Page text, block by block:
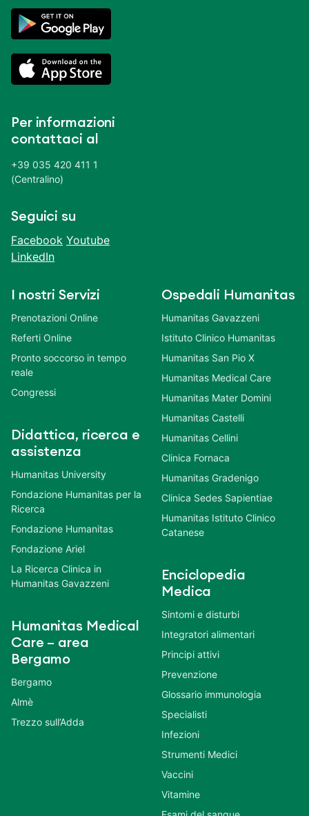
Per informazioni
contattaci al
+39 035 420 411 1
(Centralino)
Seguici su
Facebook Youtube
LinkedIn
I nostri Servizi
Prenotazioni Online
Referti Online
Pronto soccorso in tempo
reale
Congressi
Didattica, ricerca e
assistenza
Humanitas University
Fondazione Humanitas per la
Ricerca
Fondazione Humanitas
Fondazione Ariel
La Ricerca Clinica in
Humanitas Gavazzeni
Humanitas Medical
Care – area
Bergamo
Bergamo
Almè
Trezzo sull’Adda
Ospedali Humanitas
Humanitas Gavazzeni
Istituto Clinico Humanitas
Humanitas San Pio X
Humanitas Medical Care
Humanitas Mater Domini
Humanitas Castelli
Humanitas Cellini
Clinica Fornaca
Humanitas Gradenigo
Clinica Sedes Sapientiae
Humanitas Istituto Clinico
Catanese
Enciclopedia
Medica
Sintomi e disturbi
Integratori alimentari
Principi attivi
Prevenzione
Glossario immunologia
Specialisti
Infezioni
Strumenti Medici
Vaccini
Vitamine